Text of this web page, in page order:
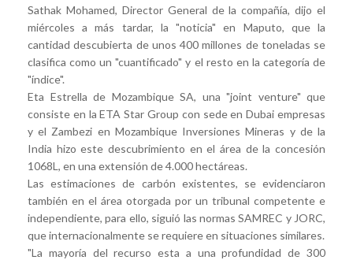
Sathak Mohamed, Director General dela compañía, dijo el
miércoles a más tardar, la "noticia" en Maputo, que la
cantidaddescubierta deunos 400 millones detoneladas se
clasifica como un "cuantificado" y el resto en la categoría de
"índice".
Eta Estrella de Mozambique SA, una "joint venture" que
consiste en la ETA Star Group con sedeen Dubai empresas
y el Zambezi en Mozambique Inversiones Mineras y dela
India hizo este descubrimiento en el área dela concesión
1068L, en una extensión de4.000 hectáreas.
Las estimacionesde carbón existentes, se evidenciaron
también en el área otorgada por un tribunal competente e
independiente, para ello, siguió las normas SAMREC y JORC,
que internacionalmente se requiere en situaciones similares.
"La mayoría del recurso esta a una profundidadde 300